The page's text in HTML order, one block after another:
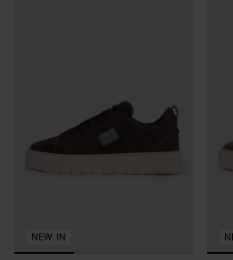
NEW IN